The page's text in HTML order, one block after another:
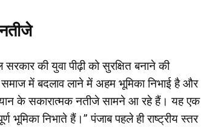
की युवा पीढ़ी को सुरक्षित बनाने की
समाज में बदलाव लाने में अहम भूमिका निभाई है और
के सकारात्मक नतीजे सामने आ रहे हैं। यह एक
निभाते हैं।” पंजाब पहले ही राष्ट्रीय स्तर